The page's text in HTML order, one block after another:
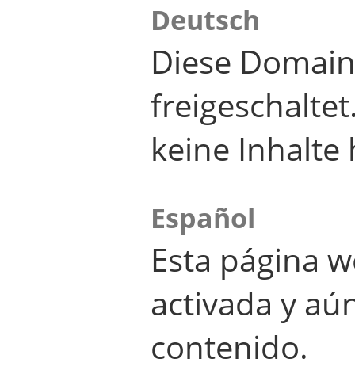
Deutsch
Diese
keine Inhalte
Español
Esta página
activada y
contenido.